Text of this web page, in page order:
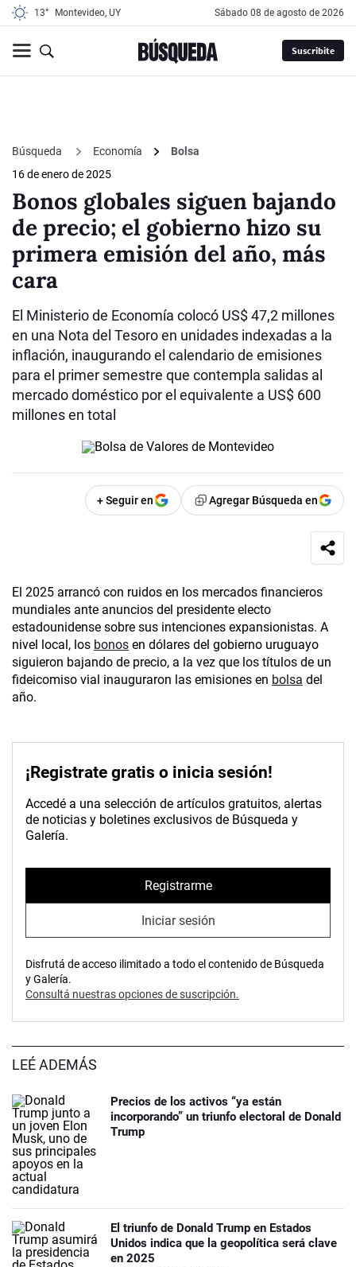
13° Montevideo, UY sábado 08 de agosto de 2026
Suscribite
Búsqueda Economía
Bolsa
16 de enero de 2025
Bonos globales siguen bajando
de precio; el gobierno hizo su
primera emisión del año, más
cara
El Ministerio de Economía colocó US$ 47,2 millones
en una Nota del Tesoro en unidades indexadas a la
inflación, inaugurando el calendario de emisiones
para el primer semestre que contempla salidas al
mercado doméstico por el equivalente a US$ 600
millones en total
+ Seguir en Agregar Búsqueda en
El 2025 arrancó con ruidos en los mercados financieros
mundiales ante anuncios del presidente electo
estadounidense sobre sus intenciones expansionistas. A
nivel local, los bonos en dólares del gobierno uruguayo
siguieron bajando de precio, a la vez que los títulos de un
fideicomiso vial inauguraron las emisiones en bolsa del
año.
¡Registrate gratis o inicia sesión!
Accedé a una selección de artículos gratuitos, alertas
de noticias y boletines exclusivos de Búsqueda y
Galería.
Registrarme
Iniciar sesión
Disfrutá de acceso ilimitado a todo el contenido de Búsqueda
y Galería.
Consultá nuestras opciones de suscripción.
LEÉ ADEMÁS
Precios de los activos “ya están
incorporando” un triunfo electoral de Donald
Trump
El triunfo de Donald Trump en Estados
Unidos indica que la geopolítica será clave
en 2025